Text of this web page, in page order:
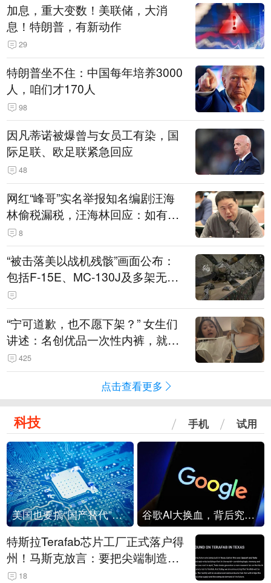
加息，重大变数！美联储，大消
息！特朗普，有新动作
29
特朗普坐不住：中国每年培养3000
人，咱们才170人
98
因凡蒂诺被爆曾与女员工有染，国
际足联、欧足联紧急回应
48
网红“峰哥”实名举报知名编剧汪海
林偷税漏税，汪海林回应：如有违
法行为，相关机构自会进行评判和
处理
8
“被击落美以战机残骸”画面公布：
包括F-15E、MC-130J及多架无人
机
“宁可道歉，也不愿下架？” 女生们
讲述：名创优品一次性内裤，就
是“一次性社死”单品？
425
点击查看更多
科技 手机 试用
美国也要搞“国产替代”？先算清三笔账 谷歌AI大换血，背后究竟发生了什么？
特斯拉Terafab芯片工厂正式落户得
州！马斯克放言：要把尖端制造带
回美国
18